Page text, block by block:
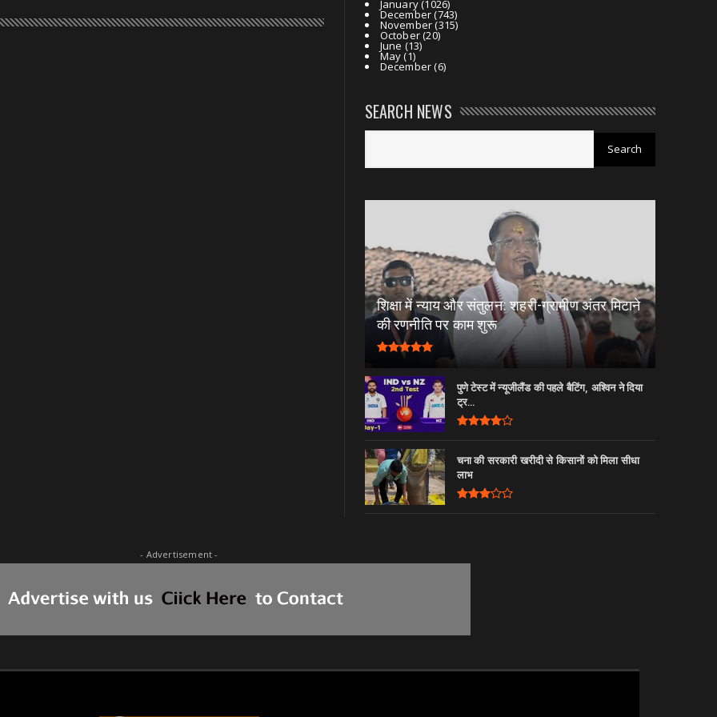
January(1026)
December(743)
November(315)
October(20)
June (13)
May(1)
December(6)
SEARCH NEWS
शिक्षा में न्याय और संतुलन: शहरी-ग्रामीण अंतर मिटाने
की रणनीति पर काम शुरू
पुणे टेस्ट में न्यूजीलैंड की पहले बैटिंग, अश्विन ने दिया
ट्र...
चना की सरकारी खरीदी से किसानों को मिला सीधा
लाभ
- Advertisement -